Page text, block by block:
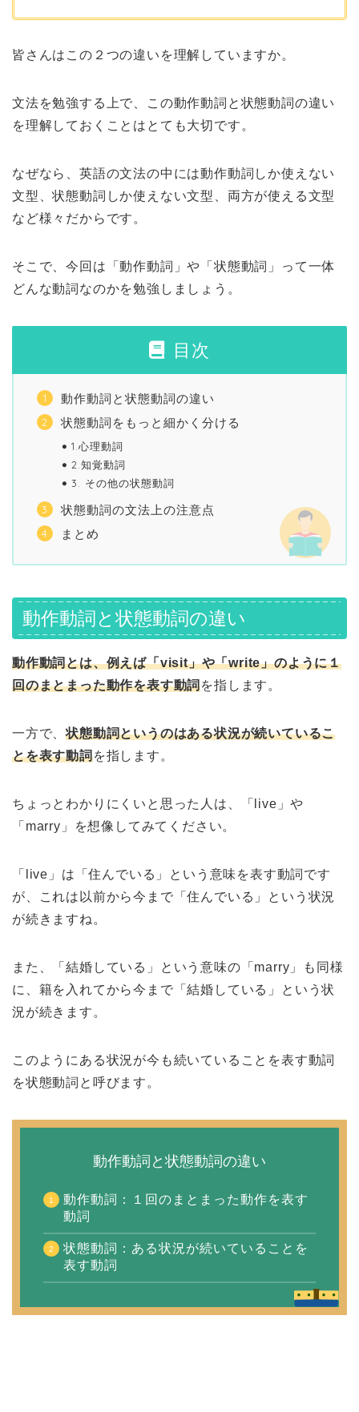
皆さんはこの２つの違いを理解していますか。
文法を勉強する上で、この動作動詞と状態動詞の違い
を理解しておくことはとても大切です。
なぜなら、英語の文法の中には動作動詞しか使えない
文型、状態動詞しか使えない文型、両方が使える文型
など様々だからです。
そこで、今回は「動作動詞」や「状態動詞」って一体
どんな動詞なのかを勉強しましょう。
目次
動作動詞と状態動詞の違い
状態動詞をもっと細かく分ける
1.心理動詞
2.知覚動詞
3. その他の状態動詞
状態動詞の文法上の注意点
まとめ
動作動詞と状態動詞の違い
動作動詞とは、例えば「visit」や「write」のように１
回のまとまった動作を表す動詞を指します。
一方で、状態動詞というのはある状況が続いているこ
とを表す動詞を指します。
ちょっとわかりにくいと思った人は、「live」や
「marry」を想像してみてください。
「live」は「住んでいる」という意味を表す動詞です
が、これは以前から今まで「住んでいる」という状況
が続きますね。
また、「結婚している」という意味の「marry」も同様
に、籍を入れてから今まで「結婚している」という状
況が続きます。
このようにある状況が今も続いていることを表す動詞
を状態動詞と呼びます。
動作動詞と状態動詞の違い
動作動詞：１回のまとまった動作を表す
動詞
状態動詞：ある状況が続いていることを
表す動詞